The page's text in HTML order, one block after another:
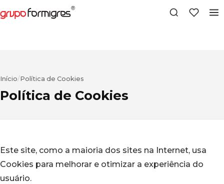
Início/Política de Cookies
Política de Cookies
Este site, como a maioria dos sites na Internet, usa
Cookies para melhorar e otimizar a experiência do
usuário.